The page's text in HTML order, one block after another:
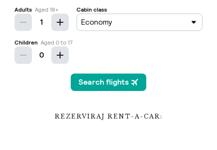
REZERVIRAJ RENT-A-CAR: